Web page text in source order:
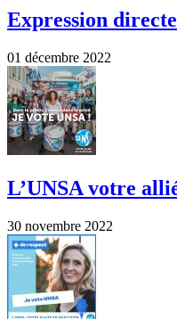
Expression
01 décembre 2022
L’UNSA votre
30 novembre 2022